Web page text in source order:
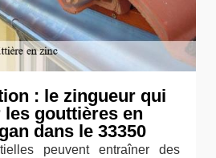
: le zingueur qui
les gouttières en
dans le 33350
peuvent entraîner des